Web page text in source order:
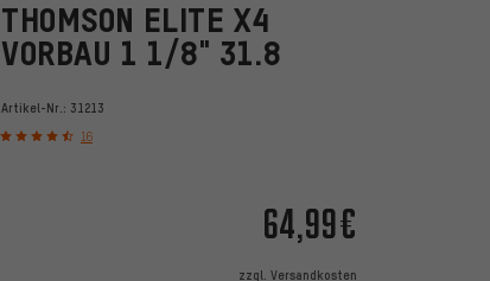
THOMSON ELITE X4
VORBAU 1 1/8" 31.8
Artikel-Nr.: 31213
16
64,99€
zzgl. Versandkosten